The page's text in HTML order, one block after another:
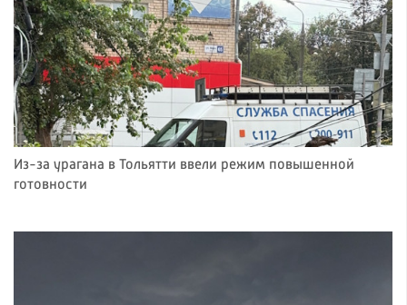
Из-за урагана в Тольятти ввели режим повышенной
готовности